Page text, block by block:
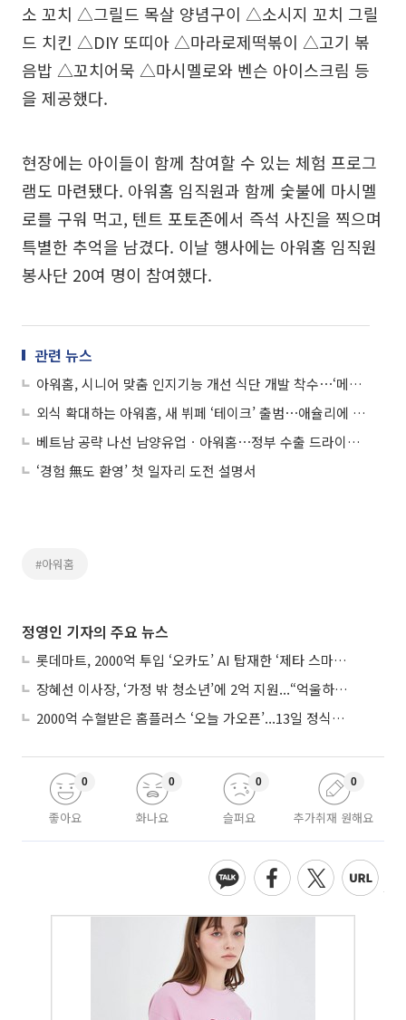
소 꼬치 △그릴드 목살 양념구이 △소시지 꼬치 그릴
드 치킨 △DIY 또띠아 △마라로제떡볶이 △고기 볶
음밥 △꼬치어묵 △마시멜로와 벤슨 아이스크림 등
을 제공했다.
현장에는 아이들이 함께 참여할 수 있는 체험 프로그
램도 마련됐다. 아워홈 임직원과 함께 숯불에 마시멜
로를 구워 먹고, 텐트 포토존에서 즉석 사진을 찍으며
특별한 추억을 남겼다. 이날 행사에는 아워홈 임직원
봉사단 20여 명이 참여했다.
관련 뉴스
아워홈, 시니어 맞춤 인지기능 개선 식단 개발 착수⋯‘메디푸드’ 시장 공략
외식 확대하는 아워홈, 새 뷔페 ‘테이크’ 출범⋯애슐리에 도전장
베트남 공략 나선 남양유업ㆍ아워홈⋯정부 수출 드라이브에 화답
‘경험 無도 환영’ 첫 일자리 도전 설명서
#아워홈
정영인 기자의 주요 뉴스
롯데마트, 2000억 투입 ‘오카도’ AI 탑재한 ‘제타 스마트센터’...온라인 장보기 판 바꾼다
장혜선 이사장, ‘가정 밖 청소년’에 2억 지원...“억울하고 아파도 단단해지길”
2000억 수혈받은 홈플러스 ‘오늘 가오픈’...13일 정식 개장 시험대
좋아요
0
화나요
0
슬퍼요
0
추가취재 원해요
0